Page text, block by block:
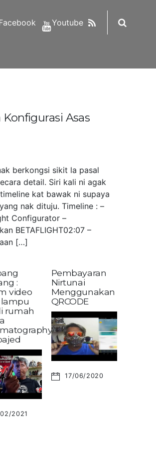
Youtube RSS
Asas
berkongsi sikit la pasal
detail. Siri kali ni agak
kat bawak ni supaya
nak dituju. Timeline : –
Configurator –
BETAFLIGHT02:07 –
[…]
:
video
rumah
2021
Pembayaran
Nirtunai
Menggunakan
QRCODE
17/06/2020